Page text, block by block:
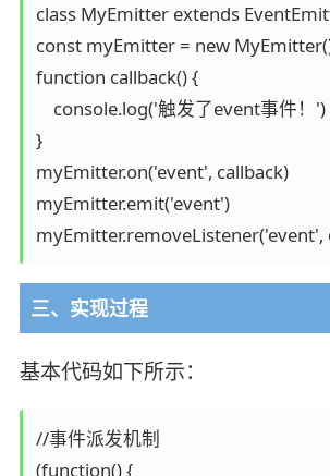
class MyEmitter extends
const myEmitter = new
function callback() {
    console.log('触发了event事件！')
}
myEmitter.on('event', callback)
myEmitter.emit('event')
三、实现过程
基本代码如下所示：
//事件派发机制
(function() {